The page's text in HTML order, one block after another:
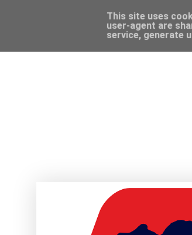
This site uses
user-agent are
service, generate